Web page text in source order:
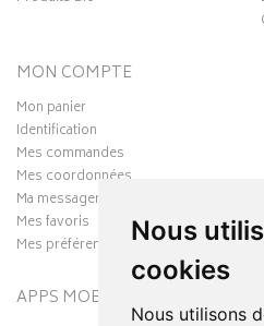
Nous
cookies
Nous utilisons
MON COMPTE
Mon panier
Identification
Mes commandes
Mes coordonnées
Ma messagerie
Mes favoris
Mes préférences Cookies
APPS MOBILES